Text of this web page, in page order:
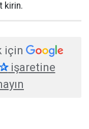
kirin.
için
işaretine